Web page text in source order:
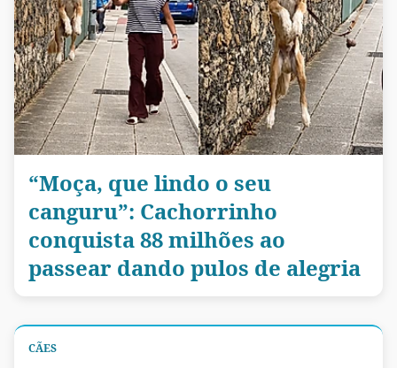
“Moça, que lindo o seu
canguru”: Cachorrinho
conquista 88 milhões ao
passear dando pulos de alegria
CÃES